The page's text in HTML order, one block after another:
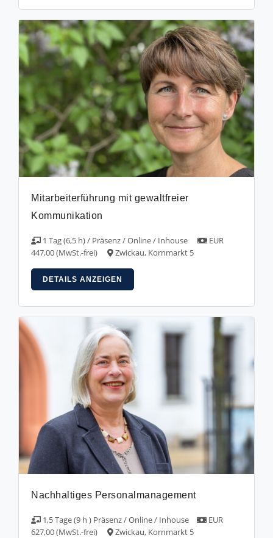
Mitarbeiterführung mit gewaltfreier
Kommunikation
1 Tag (6,5 h) / Präsenz / Online / Inhouse
EUR
447,00 (MwSt.-frei)
Zwickau, Kornmarkt 5
DETAILS ANZEIGEN
Nachhaltiges Personalmanagement
1,5 Tage (9 h ) Präsenz / Online / Inhouse
EUR
627,00 (MwSt.-frei)
Zwickau, Kornmarkt 5